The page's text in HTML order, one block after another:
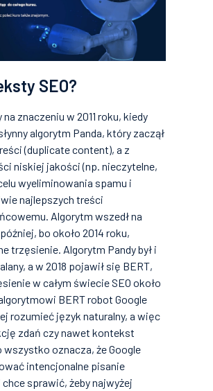
SEO?
na znaczeniu w 2011 roku, kiedy
algorytm Panda, który zaczął
(duplicate content), a z
niskiej jakości (np. nieczytelne,
wyeliminowania spamu i
najlepszych treści
Algorytm wszedł na
bo około 2014 roku,
trzęsienie. Algorytm Pandy był i
a w 2018 pojawił się BERT,
w całym świecie SEO około
BERT robot Google
rozumieć język naturalny, a więc
zdań czy nawet kontekst
wszystko oznacza, że Google
intencjonalne pisanie
sprawić, żeby najwyżej